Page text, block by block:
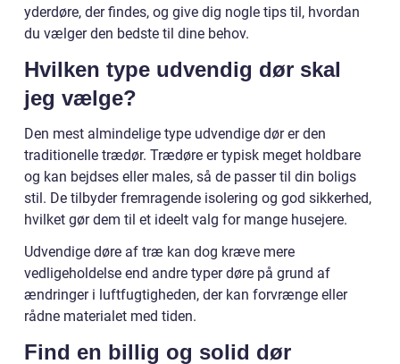
yderdøre, der findes, og give dig nogle tips til, hvordan
du vælger den bedste til dine behov.
Hvilken type udvendig dør skal
jeg vælge?
Den mest almindelige type udvendige dør er den
traditionelle trædør. Trædøre er typisk meget holdbare
og kan bejdses eller males, så de passer til din boligs
stil. De tilbyder fremragende isolering og god sikkerhed,
hvilket gør dem til et ideelt valg for mange husejere.
Udvendige døre af træ kan dog kræve mere
vedligeholdelse end andre typer døre på grund af
ændringer i luftfugtigheden, der kan forvrænge eller
rådne materialet med tiden.
Find en billig og solid dør